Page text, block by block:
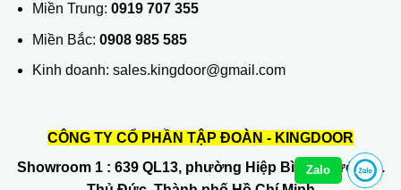
Miền Trung: 0919 707 355
Miền Bắc: 0908 985 585
Kinh doanh: sales.kingdoor@gmail.com
CÔNG TY CỔ PHẦN TẬP ĐOÀN - KINGDOOR
Showroom 1: 639 QL13, phường Hiệp Bình Phước, Q.
Zalo